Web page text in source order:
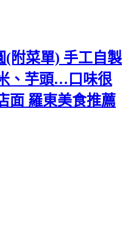
(附菜單) 手工自製
、芋頭…口味很
面 羅東美食推薦